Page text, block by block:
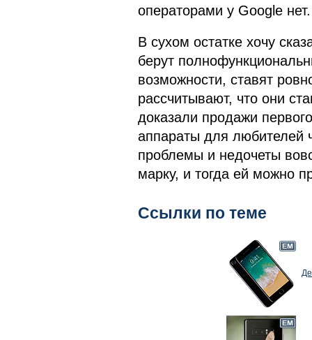
операторами у Google нет.
В сухом остатке хочу
берут
возможности, ставят
рассчитывают, что они
доказали продажи
аппараты для любителей
проблемы и недочеты
марку, и тогда ей можно
Ссылки по теме